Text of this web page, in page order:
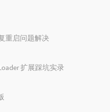
重启问题解决
扩展踩坑实录